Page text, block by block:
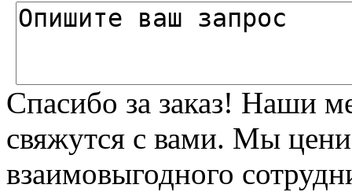
Спасибо за заказ! Наши
свяжутся с вами. Мы
взаимовыгодного